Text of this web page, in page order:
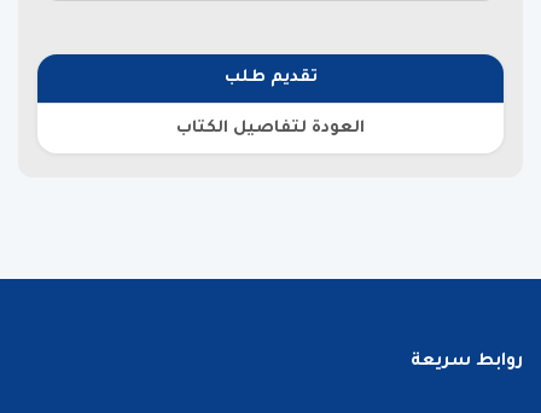
تقديم طلب
العودة لتفاصيل الكتاب
روابط سريعة